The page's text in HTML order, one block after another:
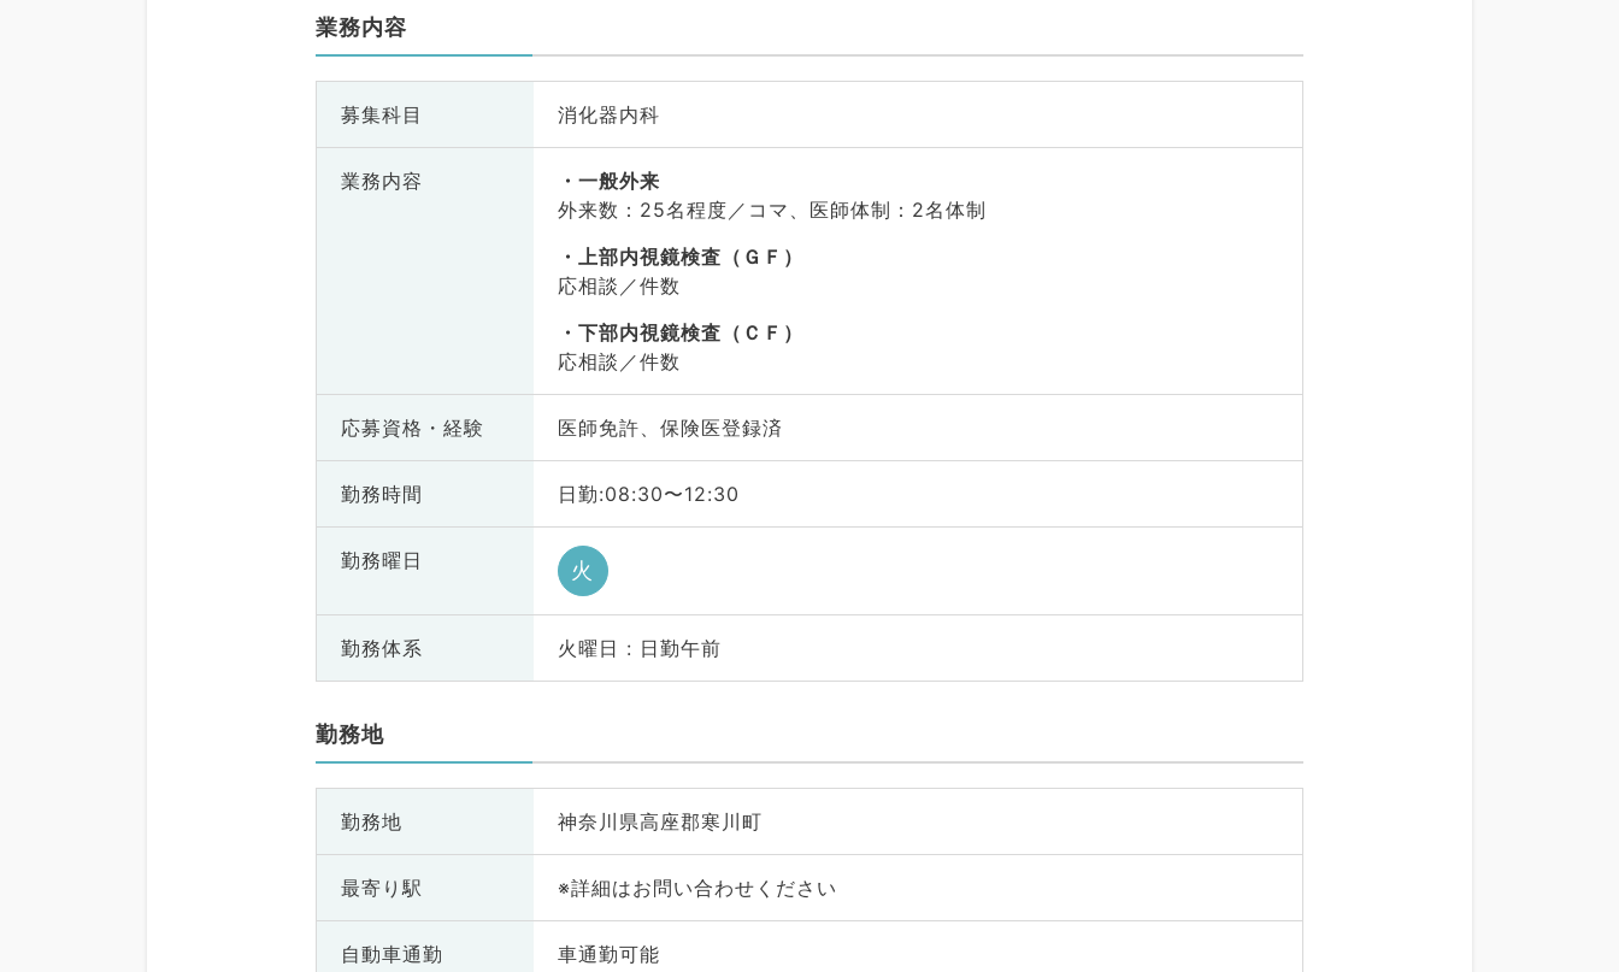
業務内容
募集科目 消化器内科
業務内容
一般外来
外来数：25名程度／コマ、医師体制：2名体制
上部内視鏡検査（ＧＦ）
応相談／件数
下部内視鏡検査（ＣＦ）
応相談／件数
応募資格・ 経験 医師免許、保険医登録済
勤務時間 日勤:08:30〜12:30
勤務曜日 火
勤務体系 火曜日 : 日勤午前
勤務地
勤務地 神奈川県高座郡寒川町
最寄り駅 ※詳細はお問い合わせください
自動車通勤 車通勤可能